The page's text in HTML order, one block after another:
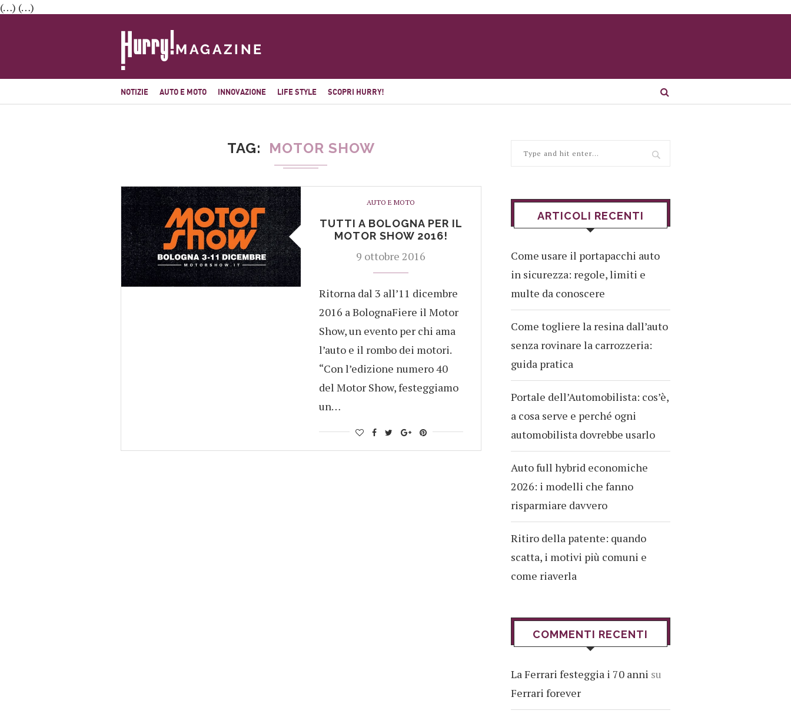
(…) (…)
NOTIZIE AUTO E MOTO INNOVAZIONE LIFE STYLE SCOPRI HURRY!
TAG MOTOR SHOW
AUTO E MOTO
TUTTI A BOLOGNA PER IL
MOTOR SHOW 2016!
9 ottobre 2016
Ritorna dal 3 all’11 dicembre
2016 a BolognaFiere il Motor
Show, un evento per chi ama
l’auto e il rombo dei motori.
“Con l’edizione numero 40
del Motor Show, festeggiamo
un…
ARTICOLI RECENTI
Come usare il portapacchi auto
in sicurezza: regole, limiti e
multe da conoscere
Come togliere la resina dall’auto
senza rovinare la carrozzeria:
guida pratica
Portale dell’Automobilista: cos’è,
a cosa serve e perché ogni
automobilista dovrebbe usarlo
Auto full hybrid economiche
2026: i modelli che fanno
risparmiare davvero
Ritiro della patente: quando
scatta, i motivi più comuni e
come riaverla
COMMENTI RECENTI
La Ferrari festeggia i 70 anni su
Ferrari forever